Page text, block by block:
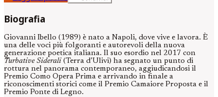
Biografia
Giovanni Ibello (1989) è nato a Napoli, dove vive e lavora. È
una delle voci più folgoranti e autorevoli della nuova
generazione poetica italiana. Il suo esordio nel 2017 con
Turbative Siderali (Terra d’Ulivi) ha segnato un punto di
rottura nel panorama contemporaneo, aggiudicandosi il
Premio Como Opera Prima e arrivando in finale a
riconoscimenti storici come il Premio Camaiore Proposta e il
Premio Ponte di Legno.